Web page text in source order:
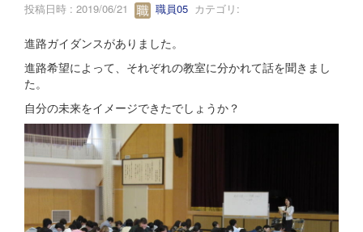
投稿日時 : 2019/06/21 職員05 カテゴリ:
進路ガイダンスがありました。
進路希望によって、それぞれの教室に分かれて話を聞きまし
た。
自分の未来をイメージできたでしょうか？